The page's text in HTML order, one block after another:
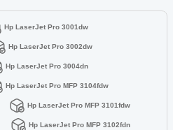
Hp LaserJet Pro 3001dw
Hp LaserJet Pro 3002dw
Hp LaserJet Pro 3004dn
Hp LaserJet Pro MFP 3104fdw
Hp LaserJet Pro MFP 3101fdw
Hp LaserJet Pro MFP 3102fdn